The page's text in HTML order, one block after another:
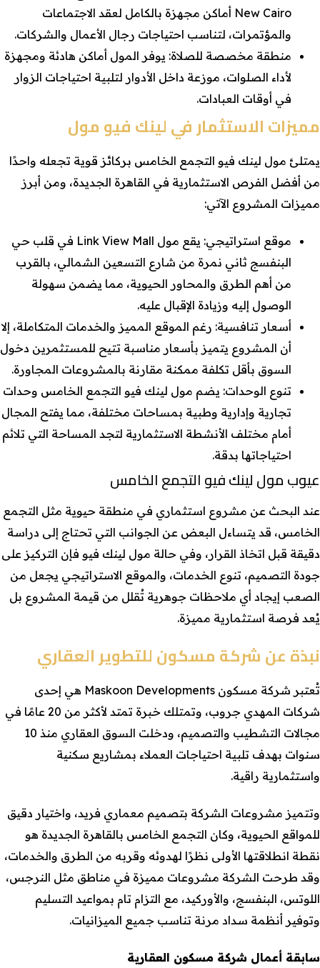
New Cairo أماكن مجهزة بالكامل لعقد الاجتماعات
والمؤتمرات، لتناسب احتياجات رجال الأعمال والشركات.
منطقة مخصصة للصلاة: يوفر المول أماكن هادئة ومجهزة
لأداء الصلوات، موزعة داخل الأدوار لتلبية احتياجات الزوار
في أوقات العبادات.
مميزات الاستثمار في لينك فيو مول
يمتلئ مول لينك فيو التجمع الخامس بركائز قوية تجعله واحدًا
من أفضل الفرص الاستثمارية في القاهرة الجديدة، ومن أبرز
مميزات المشروع الآتي:
موقع استراتيجي: يقع مول Link View Mall في قلب حي
البنفسج ثاني نمرة من شارع التسعين الشمالي، بالقرب
من أهم الطرق والمحاور الحيوية، مما يضمن سهولة
الوصول إليه وزيادة الإقبال عليه.
أسعار تنافسية: رغم الموقع المميز والخدمات المتكاملة، إلا
أن المشروع يتميز بأسعار مناسبة تتيح للمستثمرين دخول
السوق بأقل تكلفة ممكنة مقارنة بالمشروعات المجاورة.
تنوع الوحدات: يضم مول لينك فيو التجمع الخامس وحدات
تجارية وإدارية وطبية بمساحات مختلفة، مما يفتح المجال
أمام مختلف الأنشطة الاستثمارية لتجد المساحة التي تلائم
احتياجاتها بدقة.
عيوب مول لينك فيو التجمع الخامس
عند البحث عن مشروع استثماري في منطقة حيوية مثل التجمع
الخامس، قد يتساءل البعض عن الجوانب التي تحتاج إلى دراسة
دقيقة قبل اتخاذ القرار، وفي حالة مول لينك فيو فإن التركيز على
جودة التصميم، تنوع الخدمات، والموقع الاستراتيجي يجعل من
الصعب إيجاد أي ملاحظات جوهرية تُقلل من قيمة المشروع بل
يُعد فرصة استثمارية مميزة.
نبذة عن شركة مسكون للتطوير العقاري
تُعتبر شركة مسكون Maskoon Developments هي إحدى
شركات المهدي جروب، وتمتلك خبرة تمتد لأكثر من 20 عامًا في
مجالات التشطيب والتصميم، ودخلت السوق العقاري منذ 10
سنوات بهدف تلبية احتياجات العملاء بمشاريع سكنية
واستثمارية راقية.
وتتميز مشروعات الشركة بتصميم معماري فريد، واختيار دقيق
للمواقع الحيوية، وكان التجمع الخامس بالقاهرة الجديدة هو
نقطة انطلاقتها الأولى نظرًا لهدوئه وقربه من الطرق والخدمات،
وقد طرحت الشركة مشروعات مميزة في مناطق مثل النرجس،
اللوتس، البنفسج، والأوركيد، مع التزام تام بمواعيد التسليم
وتوفير أنظمة سداد مرنة تناسب جميع الميزانيات.
سابقة أعمال شركة مسكون العقارية